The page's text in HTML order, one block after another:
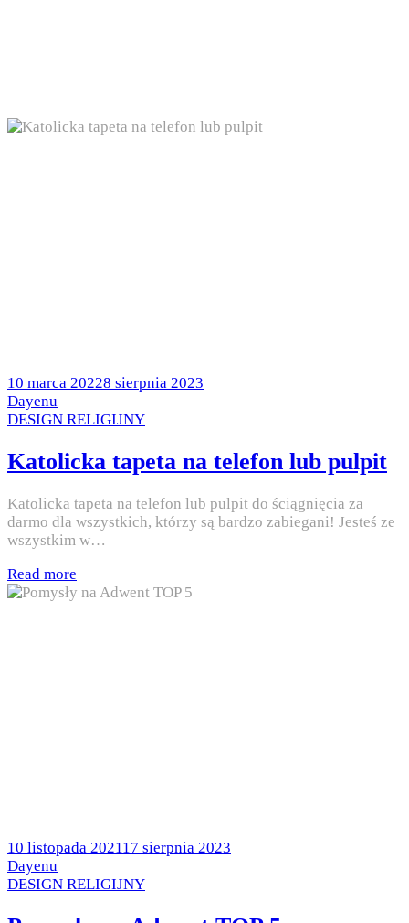
Posted
on
10 marca 20228 sierpnia 2023
by
Dayenu
Posted
DESIGN RELIGIJNY
Katolicka tapeta na telefon lub pulpit
Katolicka tapeta na telefon lub pulpit do ściągnięcia za
darmo dla wszystkich, którzy są bardzo zabiegani! Jesteś ze
wszystkim w…
Read more
Posted
on
10 listopada 202117 sierpnia 2023
by
Dayenu
Posted
DESIGN RELIGIJNY